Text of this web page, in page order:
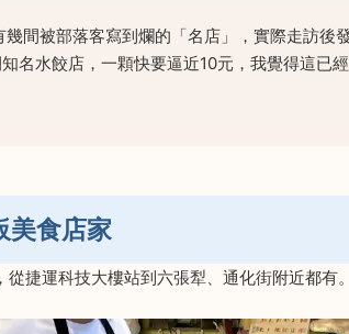
幾間被部落客寫到爛的「名店」，實際走訪後
名水餃店，一顆快要逼近10元，我覺得這已
美食店家
捷運科技大樓站到六張犁、通化街附近都有